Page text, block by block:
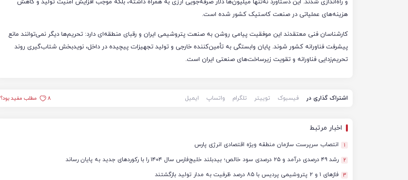
و راه‌اندازی شدند. این دستاورد نه‌تنها میلیون‌ها دلار صرفه‌جویی ارزی به همراه داشته، بلکه موجب افزایش امنیت تولید و کاهش
هزینه‌های عملیاتی در صنعت کاستیک کشور شده است.
کارشناسان فنی معتقدند این موفقیت پیامی روشن به صنعت پتروشیمی ایران و رقبای منطقه‌ای دارد: تحریم‌ها دیگر نمی‌توانند مانع
پیشرفت فناورانه کشور شوند. پایان وابستگی به تأمین‌کننده خارجی و تولید تجهیزات پیچیده در داخل، نویدبخش شتاب‌گیری روند
تحریم‌زدایی فناورانه و تقویت زیرساخت‌های صنعتی ایران است.
اشتراک گذاری در فیسبوک توییتر تلگرام واتساپ ایمیل 8 مطلب مفید بود؟
اخبار مرتبط
1 انتصاب سرپرست سازمان منطقه ویژه اقتصادی انرژی پارس
2 رشد ۴۹ درصدی درآمد و ۲۵ درصدی سود خالص؛ بیدبلند خلیج‌فارس سال ۱۴۰۴ را با رکوردهای جدید به پایان رساند
3 فازهای ۱ و ۲ پتروشیمی پردیس با ۸۵ درصد ظرفیت به مدار تولید بازگشتند